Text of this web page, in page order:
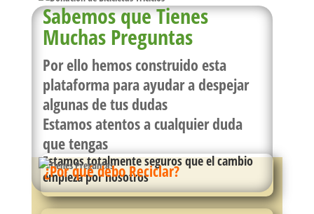
Sabemos que Tienes
Muchas Preguntas
Por ello hemos construido esta
plataforma para ayudar a despejar
algunas de tus dudas
Estamos atentos a cualquier duda
que tengas
Estamos totalmente seguros que el cambio
empieza por nosotros
¿Por qué debo Reciclar?